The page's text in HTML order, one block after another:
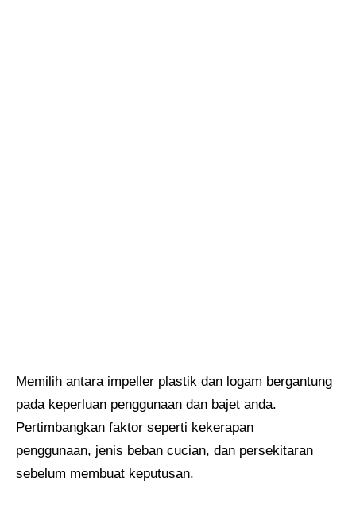
Memilih antara impeller plastik dan logam bergantung
pada keperluan penggunaan dan bajet anda.
Pertimbangkan faktor seperti kekerapan
penggunaan, jenis beban cucian, dan persekitaran
sebelum membuat keputusan.